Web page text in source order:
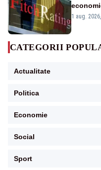
„BBB-”
1 aug.
CATEGORII
Actualitate
Politica
Economie
Social
Sport